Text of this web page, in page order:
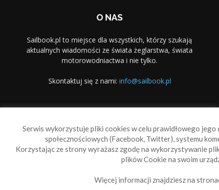
O NAS
Sailbook.pl to miejsce dla wszystkich, którzy szukają
aktualnych wiadomości ze świata żeglarstwa, świata
motorowodniactwa i nie tylko.
Skontaktuj się z nami: info@sailbook.pl
Reklama
Polityka prywatności
Serwis wykorzystuje pliki cookies w celu prawidłowego
społecznościowych (Facebook, Twitter), systemu
Korzystając ze strony wyrażasz zgodę na wykorzystywanie
plików Cookie na swoim
Więcej informacji znajdziesz na